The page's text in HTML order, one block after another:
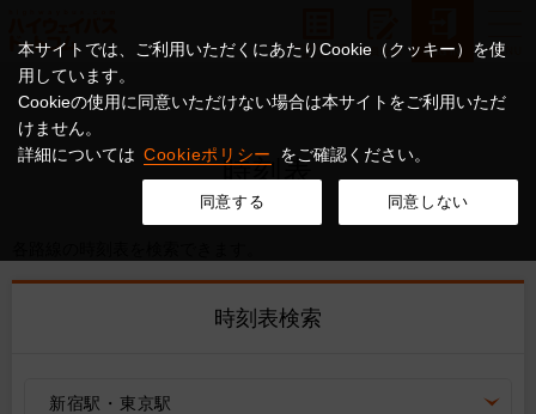
本サイトでは、ご利用いただくにあたりCookie（クッキー）を使
用しています。
Cookieの使用に同意いただけない場合は本サイトをご利用いただ
けません。
詳細については Cookieポリシー をご確認ください。
同意する 同意しない
時刻表
時刻表検索
新宿駅・東京駅